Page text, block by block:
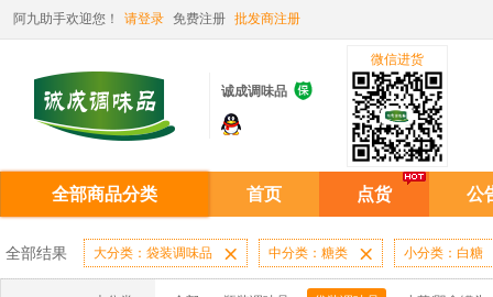
阿九助手欢迎您！ 请登录 免费注册 批发商注册
诚成调味品 
微信进货
全部商品分类 首页 点货 公
全部结果 大分类：袋装调味品  中分类：糖类  小分类：白糖